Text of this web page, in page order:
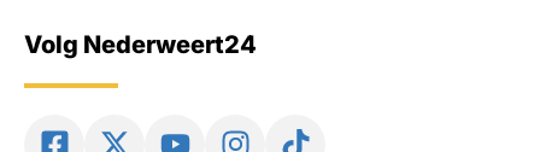
Volg Nederweert24